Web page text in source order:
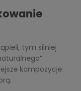
tym silniej
kompozycje: